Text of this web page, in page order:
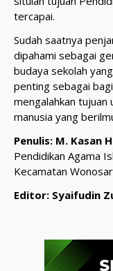
tercapai.
Sudah saatnya
dipahami sebagai
budaya sekolah
penting sebagai
mengalahkan
manusia yang
Penulis: M. Kasan
Pendidikan Agama
Kecamatan
Editor: Syaifudin